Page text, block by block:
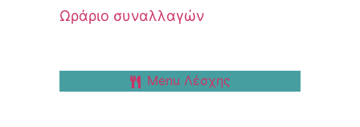
Ωράριο συναλλαγών
Menu Λέσχης